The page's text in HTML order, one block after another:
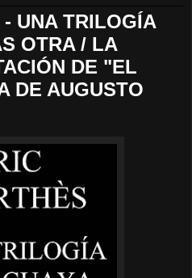
UNA TRILOGÍA
OTRA / LA
DE "EL
DE AUGUSTO